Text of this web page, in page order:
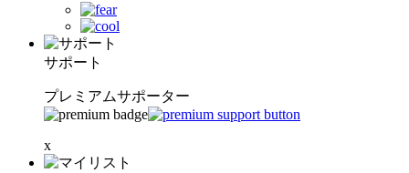
サポート
プレミアムサポーター
x